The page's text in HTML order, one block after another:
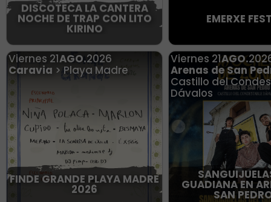
DISCOTECA LA CANTERA
NOCHE DE TRAP CON LITO
KIRINO
EMERXE
Viernes 21AGO.2026
Caravia > Playa Madre
FINDE GRANDE PLAYA MADRE
2026
Viernes 21AGO.
Arenas de San
Castillo del
Dávalos
GUADIANA EN
SAN